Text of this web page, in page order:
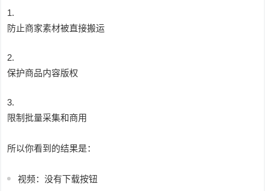
防止商家素材被直接搬运
保护商品内容版权
限制批量采集和商用
所以你看到的结果是：
视频：没有下载按钮